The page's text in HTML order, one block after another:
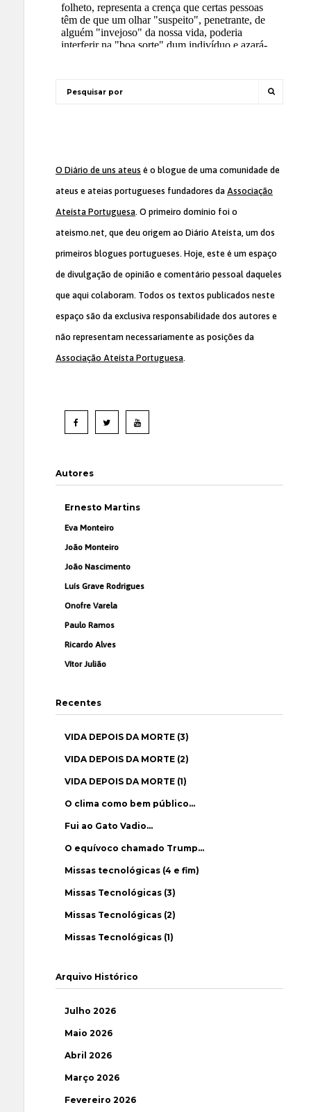
O Diário de uns ateus é o blogue de uma comunidade de
ateus e ateias portugueses fundadores da Associação
Ateísta Portuguesa. O primeiro domínio foi o
ateismo.net, que deu origem ao Diário Ateísta, um dos
primeiros blogues portugueses. Hoje, este é um espaço
de divulgação de opinião e comentário pessoal daqueles
que aqui colaboram. Todos os textos publicados neste
espaço são da exclusiva responsabilidade dos autores e
não representam necessariamente as posições da
Associação Ateísta Portuguesa.
Autores
Ernesto Martins
Eva Monteiro
João Monteiro
João Nascimento
Luís Grave Rodrigues
Onofre Varela
Paulo Ramos
Ricardo Alves
Vítor Julião
Recentes
VIDA DEPOIS DA MORTE (3)
VIDA DEPOIS DA MORTE (2)
VIDA DEPOIS DA MORTE (1)
O clima como bem público…
Fui ao Gato Vadio…
O equívoco chamado Trump…
Missas tecnológicas (4 e fim)
Missas Tecnológicas (3)
Missas Tecnológicas (2)
Missas Tecnológicas (1)
Arquivo Histórico
Julho 2026
Maio 2026
Abril 2026
Março 2026
Fevereiro 2026